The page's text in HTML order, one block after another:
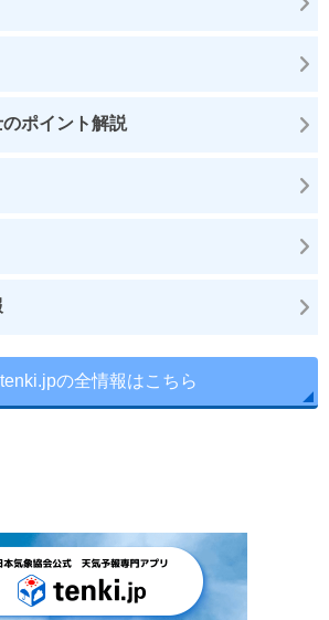
ポイント解説
tenki.jpの全情報はこちら